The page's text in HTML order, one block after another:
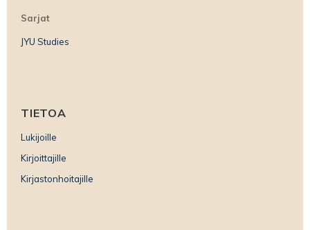
Sarjat
JYU Studies
TIETOA
Lukijoille
Kirjoittajille
Kirjastonhoitajille